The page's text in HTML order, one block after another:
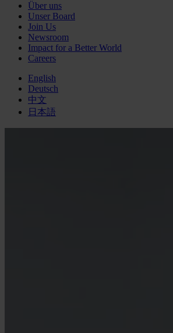
Über uns
Unser Board
Join Us
Newsroom
Impact for a Better World
Careers
English
Deutsch
中文
日本語